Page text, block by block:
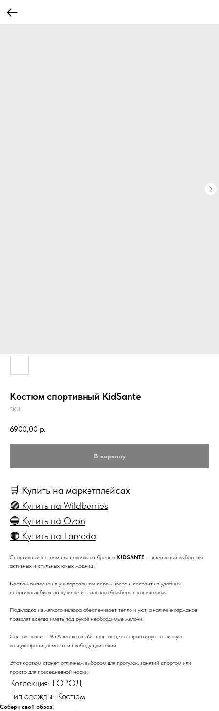
Костюм спортивный KidSante
SKU:
6900,00 р.
В корзину
🛒 Купить на маркетплейсах
🟣 Купить на Wildberries
🔵 Купить на Ozon
🟠 Купить на Lamoda
Спортивный костюм для девочки от бренда KIDSANTE — идеальный выбор для
активных и стильных юных модниц!
Костюм выполнен в универсальном сером цвете и состоит из удобных
спортивных брюк на кулиске и стильного бомбера с капюшоном.
Подкладка из мягкого велюра обеспечивает тепло и уют, а наличие карманов
позволят всегда иметь под рукой необходимые мелочи.
Состав ткани — 95% хлопка и 5% эластана, что гарантирует отличную
воздухопроницаемость и свободу движений.
Этот костюм станет отличным выбором для прогулок, занятий спортом или
просто для повседневной носки!
Коллекция: ГОРОД
Тип одежды: Костюм
Собери свой образ!